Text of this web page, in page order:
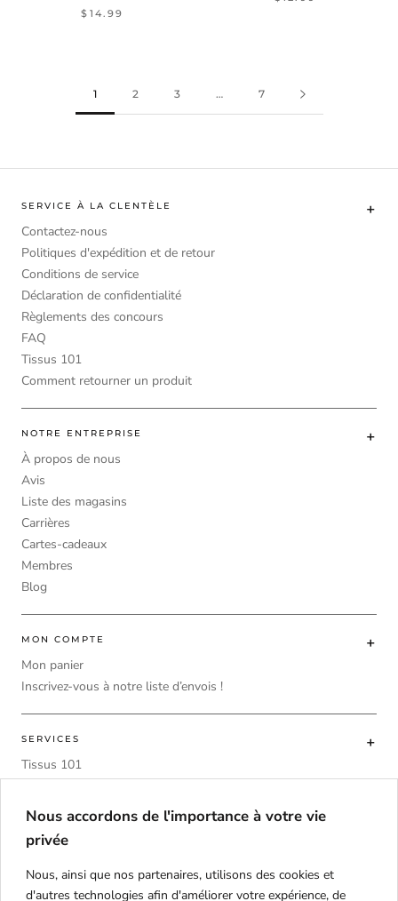
$14.99
1 2 3 … 7
SERVICE À LA CLENTÈLE
Contactez-nous
Politiques d'expédition et de retour
Conditions de service
Déclaration de confidentialité
Règlements des concours
FAQ
Tissus 101
Comment retourner un produit
NOTRE ENTREPRISE
À propos de nous
Avis
Liste des magasins
Carrières
Cartes-cadeaux
Membres
Blog
MON COMPTE
Mon panier
Inscrivez-vous à notre liste d’envois !
SERVICES
Tissus 101
Calculatrice de tissu
Mousse de rembourrage tableau comparatif
Nous accordons de l'importance à votre vie
privée
Nous, ainsi que nos partenaires, utilisons des cookies et
d'autres technologies afin d'améliorer votre expérience, de